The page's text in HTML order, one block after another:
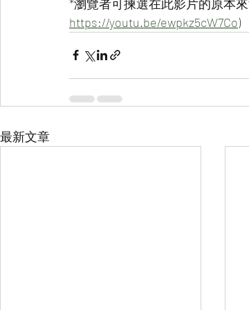
*瀏覽者可揀選在此影片的原本
https://youtu.be/ewpkz5cW7Co)
最新文章